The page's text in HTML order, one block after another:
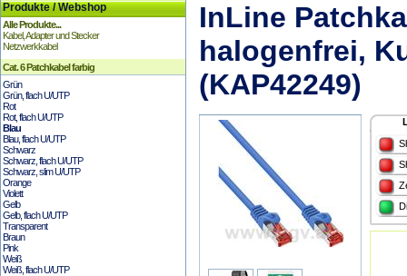
Produkte / Webshop
Alle Produkte...
Kabel, Adapter und Stecker
Netzwerkkabel
Cat. 6 Patchkabel farbig
Grün
Grün, flach U/UTP
Rot
Rot, flach U/UTP
Blau
Blau, flach U/UTP
Schwarz
Schwarz, flach U/UTP
Schwarz, slim U/UTP
Orange
Violett
Gelb
Gelb, flach U/UTP
Transparent
Braun
Pink
Weiß
Weiß, flach U/UTP
InLine
halogenfrei,
(KAP42249)